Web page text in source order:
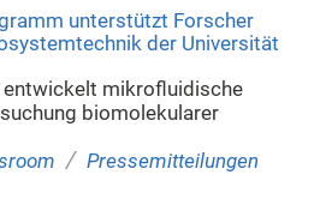
unterstützt Forscher
der Universität
mikrofluidische
biomolekularer
/ Pressemitteilungen